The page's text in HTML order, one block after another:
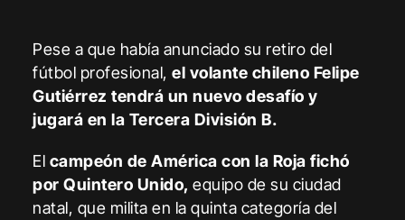
Pese a que había anunciado su retiro del
fútbol profesional,el volante chileno Felipe
Gutiérrez tendrá un nuevo desafío y
jugará en la Tercera División B.
El campeón de América con la Roja fichó
por Quintero Unido,equipo de su ciudad
natal, que milita en la quinta categoría del